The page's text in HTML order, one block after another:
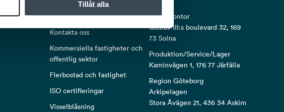
Tillåt alla
Om oss
Kontakta oss
Kommersiella fastigheter och
offentlig sektor
Flerbostad och fastighet
ISO certifieringar
Visselblåsning
Huvudkontor
Gustav III:s boulevard 32, 169
73 Solna
Produktion/Service/Lager
Kaminvägen 1, 176 77 Järfälla
Region Göteborg
Arkipelagen
Stora Åvägen 21, 436 34 Askim